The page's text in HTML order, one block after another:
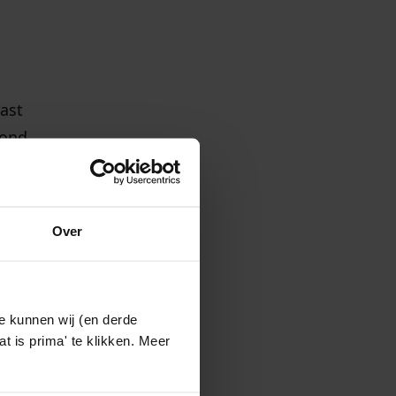
Over
kunnen wij (en derde
is prima' te klikken. Meer